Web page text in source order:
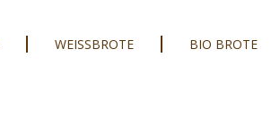
WEISSBROTE BIO BROTE